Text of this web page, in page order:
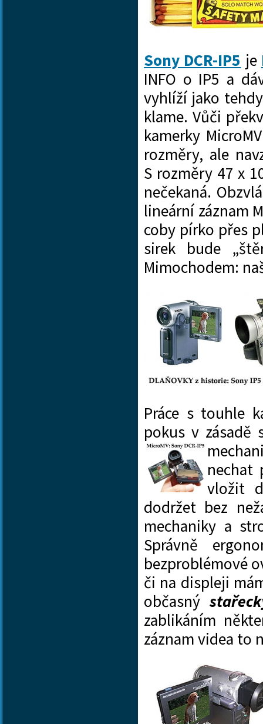
Sony DCR-IP5 je
INFO o IP5 a
vyhlíží jako
klame. Vůči
kamerky
rozměry, ale
S rozměry 47 x
nečekaná.
lineární záznam
coby pírko přes
sirek bude
Mimochodem:
Práce s touhle
pokus v zásadě
vložit
dodržet bez
mechaniky a
Správně
bezproblémové
či na displeji
občasný
zablikáním
záznam videa to